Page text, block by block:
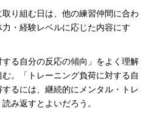
り組む日は、他の練習仲間に合わ
・経験レベルに応じた内容にす
する自分の反応の傾向」をよく理解
。「トレーニング負荷に対する自
るには、継続的にメンタル・トレ
み返すとよいだろう。